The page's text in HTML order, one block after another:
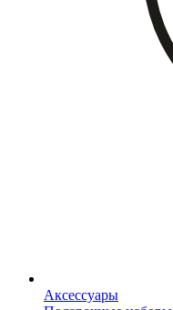
Аксессуары